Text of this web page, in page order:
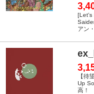
[Let's
アン
【待
Up
高！